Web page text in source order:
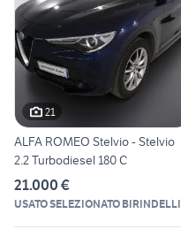
21
ALFA ROMEO Stelvio - Stelvio
2.2 Turbodiesel 180 C
21.000 €
USATO SELEZIONATO BIRINDELLI